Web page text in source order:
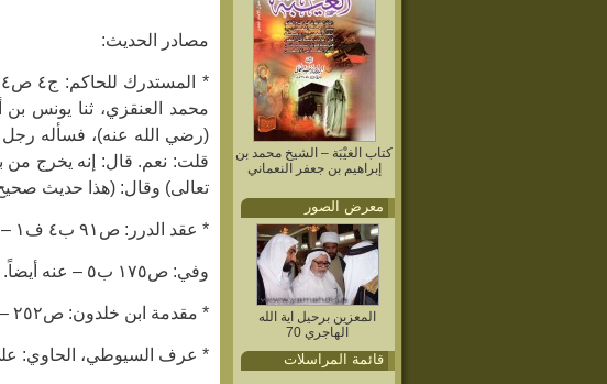
كتاب الغيْبَة – الشيخ محمد بن
إبراهيم بن جعفر النعماني
معرض الصور
المعزين برحيل اية الله
الهاجري 70
قائمة المراسلات
مصادر الحديث:
محمد العنقزي، ثنا يونس
(رضي الله عنه)، فسأله رجل
قلت: نعم. قال: إنه يخرج من
تعالى) وقال: (هذا حديث
* عقد الدرر: ص٩١ ب٤ ف١ – عن الحاكم. وفيه: (… هاتين).
وفي: ص١٧٥ ب٥ – عنه أيضاً.
* مقدمة ابن خلدون: ص٢٥٢ – ٢٥٣ ف٥٣ – عن الحاكم، بتفاوت يسير، وفيه: (… من بين هذين الأخشبين).
* عرف السيوطي، الحاوي: